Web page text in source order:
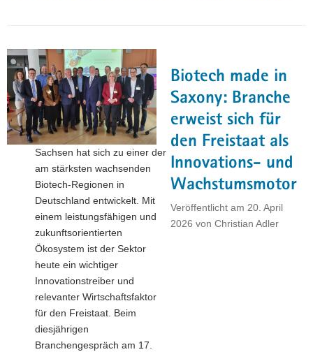
f
e
n
d
e
N
Biotech made in
Saxony: Branche
erweist sich für
den Freistaat als
Innovations- und
Wachstumsmotor
Veröffentlicht am 20. April
2026 von Christian Adler
Sachsen hat sich zu einer der
am stärksten wachsenden
Biotech-Regionen in
Deutschland entwickelt. Mit
einem leistungsfähigen und
zukunftsorientierten
Ökosystem ist der Sektor
heute ein wichtiger
Innovationstreiber und
relevanter Wirtschaftsfaktor
für den Freistaat. Beim
diesjährigen
Branchengespräch am 17.